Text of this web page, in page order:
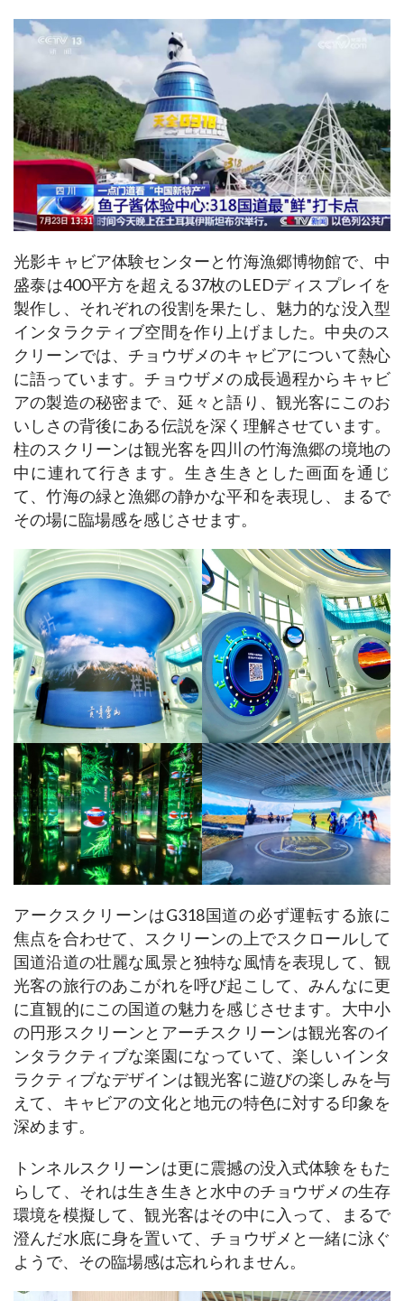
光影キャビア体験センターと竹海漁郷博物館で、中
盛泰は400平方を超える37枚のLEDディスプレイを
製作し、それぞれの役割を果たし、魅力的な没入型
インタラクティブ空間を作り上げました。中央のス
クリーンでは、チョウザメのキャビアについて熱心
に語っています。チョウザメの成長過程からキャビ
アの製造の秘密まで、延々と語り、観光客にこのお
いしさの背後にある伝説を深く理解させています。
柱のスクリーンは観光客を四川の竹海漁郷の境地の
中に連れて行きます。生き生きとした画面を通じ
て、竹海の緑と漁郷の静かな平和を表現し、まるで
その場に臨場感を感じさせます。
アークスクリーンはG318国道の必ず運転する旅に
焦点を合わせて、スクリーンの上でスクロールして
国道沿道の壮麗な風景と独特な風情を表現して、観
光客の旅行のあこがれを呼び起こして、みんなに更
に直観的にこの国道の魅力を感じさせます。大中小
の円形スクリーンとアーチスクリーンは観光客のイ
ンタラクティブな楽園になっていて、楽しいインタ
ラクティブなデザインは観光客に遊びの楽しみを与
えて、キャビアの文化と地元の特色に対する印象を
深めます。
トンネルスクリーンは更に震撼の没入式体験をもた
らして、それは生き生きと水中のチョウザメの生存
環境を模擬して、観光客はその中に入って、まるで
澄んだ水底に身を置いて、チョウザメと一緒に泳ぐ
ようで、その臨場感は忘れられません。